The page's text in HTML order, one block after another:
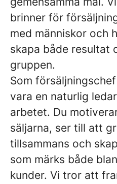
brinner för
med människor och
skapa både resultat
gruppen.
Som
vara en naturlig
arbetet. Du
säljarna, ser till att
tillsammans och
som märks både
kunder. Vi tror att